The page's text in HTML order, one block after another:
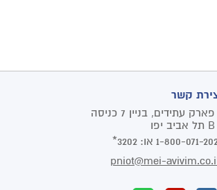
קשר
פארק עתידים, בניין 7 כניסה
B תל אביב יפו
1-800-071- או: 3202*
pniot@mei-